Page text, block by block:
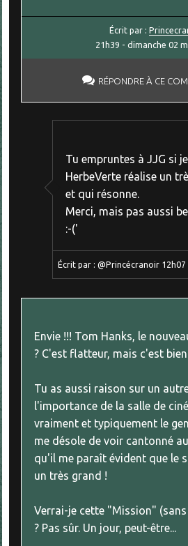
Écrit par :
21h39 - dimanche 02
RÉPONDRE À CE
Tu empruntes à JJG si
HerbeVerte réalise un
et qui résonne.
Merci, mais pas aussi
:-('
Écrit par :@Princécranoir 12h07
Envie !!! Tom Hanks, le
? C'est flatteur, mais c'est
Tu as aussi raison sur un
l'importance de la salle de
vraiment et typiquement le
me désole de voir cantonné
qu'il me paraît évident que le
un très grand !
Verrai-je cette "Mission"
? Pas sûr. Un jour, peut-être...